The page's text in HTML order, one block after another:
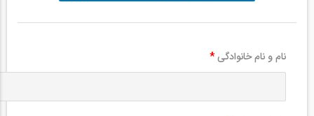
نام و نام خانوادگی*